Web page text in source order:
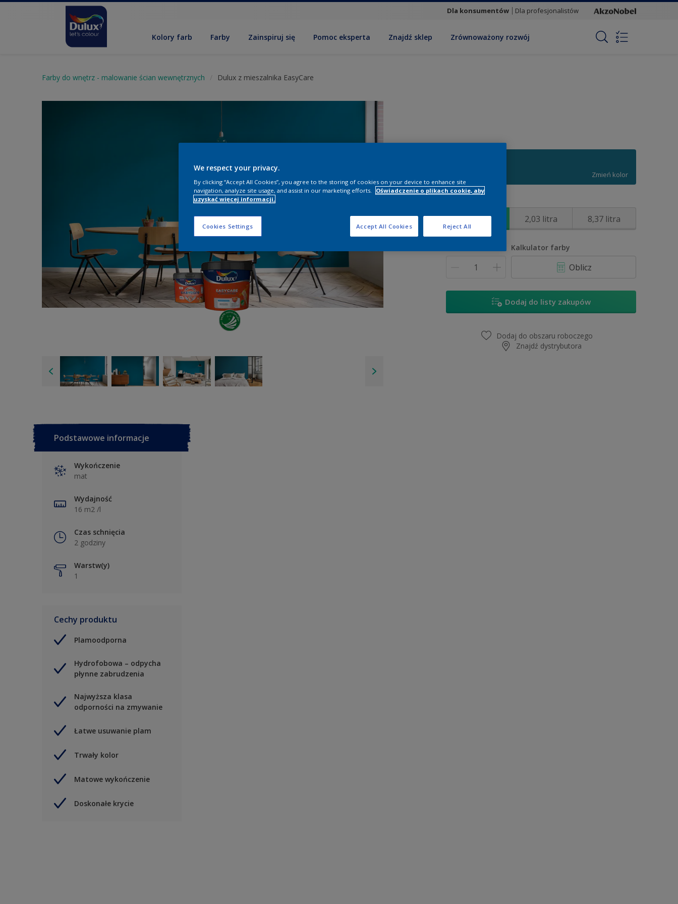
Dla konsumentów Dla profesjonalistów
Kolory farb Farby Zainspiruj się Pomoc eksperta Znajdź sklep Zrównoważony rozwój
Farby do wnętrz - malowanie ścian wewnętrznych Dulux z mieszalnika EasyCare
Zmień kolor
0,84 litra 2,03 litra 8,37 litra
Kalkulator farby
Oblicz
Dodaj do listy zakupów
Dodaj do obszaru roboczego
Znajdź dystrybutora
Podstawowe informacje
Wykończenie
mat
Wydajność
16 m2 /l
Czas schnięcia
2 godziny
Warstw(y)
1
Cechy produktu
Plamoodporna
Hydrofobowa – odpycha
płynne zabrudzenia
Najwyższa klasa
odporności na zmywanie
Łatwe usuwanie plam
Trwały kolor
Matowe wykończenie
Doskonałe krycie
We respect your privacy.
By clicking “Accept All Cookies”, you agree to the storing of cookies on your device to enhance site
navigation, analyze site usage, and assist in our marketing efforts.
Oświadczenie o plikach cookie, aby
uzyskać więcej informacji.
Cookies Settings Reject All
Accept All Cookies